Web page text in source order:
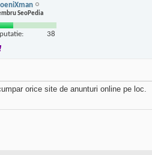
SeoPedia
38
orice site de anunturi online pe loc.